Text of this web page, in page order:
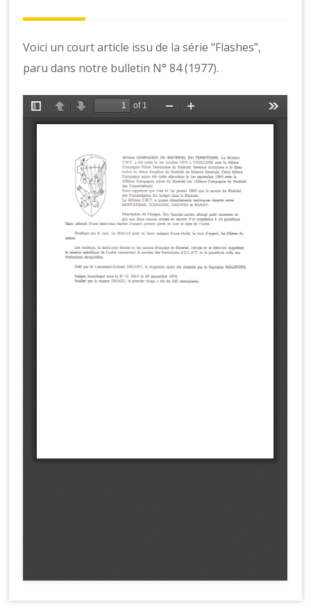
n
Voici un court article issu de la série “Flashes”,
paru dans notre bulletin N° 84 (1977).